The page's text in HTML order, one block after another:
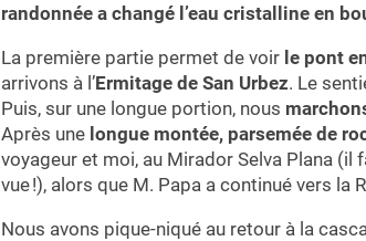
randonnée a changé l’eau cristalline en
La première partie permet de voir le pont
arrivons à l’Ermitage de San Urbez. Le
Puis, sur une longue portion, nous
Après une longue montée, parsemée de
voyageur et moi, au Mirador Selva Plana
vue !), alors que M. Papa a continué vers la
Nous avons pique-niqué au retour à la